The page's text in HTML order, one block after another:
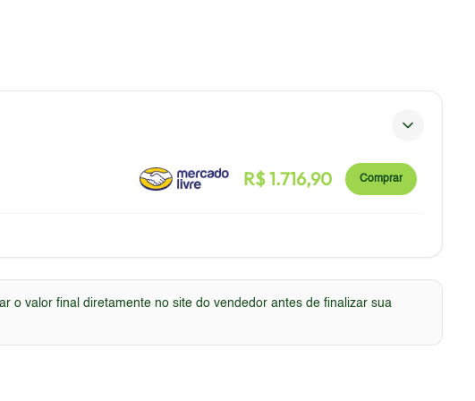
R$1.716,90 Comprar
o valor final diretamente no site do vendedor antes de finalizar sua